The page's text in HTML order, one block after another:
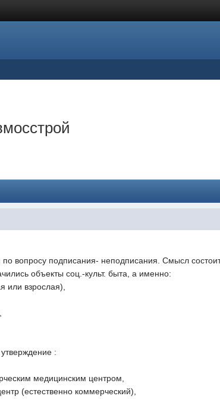
вопросу подписания- неподписания. Смысл
объекты соц.-культ. быта, а именно:
или взрослая),
:
медицинским центром,
(естественно коммерческий),